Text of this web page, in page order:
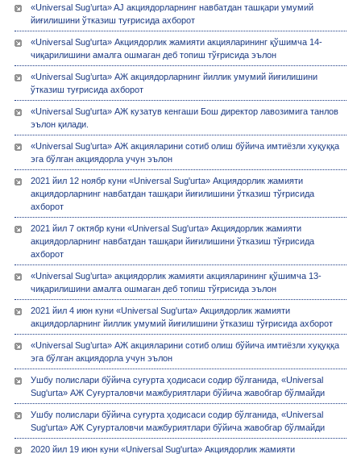
«Universal Sug’urta» AJ акциядорларнинг навбатдан ташқари умумий
йиғилишини ўтказиш туғрисида ахборот
«Universal Sug'urta» Акциядорлик жамияти акцияларининг қўшимча 14-
чиқарилишини амалга ошмаган деб топиш тўғрисида эълон
«Universal Sug’urta» АЖ акциядорларнинг йиллик умумий йиғилишини
ўтказиш туғрисида ахборот
«Universal Sug'urta» АЖ кузатув кенгаши Бош директор лавозимига танлов
эълон қилади.
«Universal Sug’urta» АЖ акцияларини сотиб олиш бўйича имтиёзли хуқуққа
эга бўлган акциядорла учун эълон
2021 йил 12 ноябр куни «Universal Sug'urta» Акциядорлик жамияти
акциядорларнинг навбатдан ташқари йиғилишини ўтказиш тўғрисида
ахборот
2021 йил 7 октябр куни «Universal Sug'urta» Акциядорлик жамияти
акциядорларнинг навбатдан ташқари йиғилишини ўтказиш тўғрисида
ахборот
«Universal Sug’urta» акциядорлик жамияти акцияларининг қўшимча 13-
чиқарилишини амалга ошмаган деб топиш тўғрисида эълон
2021 йил 4 июн куни «Universal Sug'urta» Акциядорлик жамияти
акциядорларнинг йиллик умумий йиғилишини ўтказиш тўғрисида ахборот
«Universal Sug’urta» АЖ акцияларини сотиб олиш бўйича имтиёзли хуқуққа
эга бўлган акциядорла учун эълон
Ушбу полислари бўйича суғурта ҳодисаси содир бўлганида, «Universal
Sug'urta» АЖ Суғурталовчи мажбуриятлари бўйича жавобгар бўлмайди
Ушбу полислари бўйича суғурта ҳодисаси содир бўлганида, «Universal
Sug'urta» АЖ Суғурталовчи мажбуриятлари бўйича жавобгар бўлмайди
2020 йил 19 июн куни «Universal Sug'urta» Акциядорлик жамияти